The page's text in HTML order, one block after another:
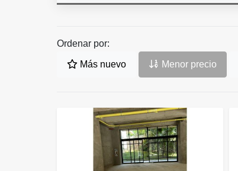
Ordenar por:
Más nuevo Menor precio